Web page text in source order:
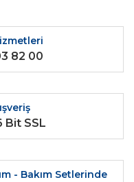
82 00
Bit SSL
- Bakım Setlerinde